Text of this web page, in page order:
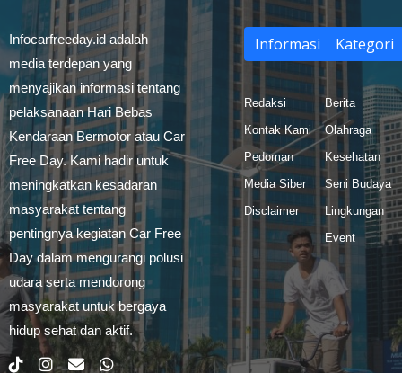
Infocarfreeday.id adalah
media terdepan yang
menyajikan informasi tentang
pelaksanaan Hari Bebas
Kendaraan Bermotor atau Car
Free Day. Kami hadir untuk
meningkatkan kesadaran
masyarakat tentang
pentingnya kegiatan Car Free
Day dalam mengurangi polusi
udara serta mendorong
masyarakat untuk bergaya
hidup sehat dan aktif.
Informasi
Redaksi
Kontak Kami
Pedoman
Media Siber
Disclaimer
Kategori
Berita
Olahraga
Kesehatan
Seni Budaya
Lingkungan
Event